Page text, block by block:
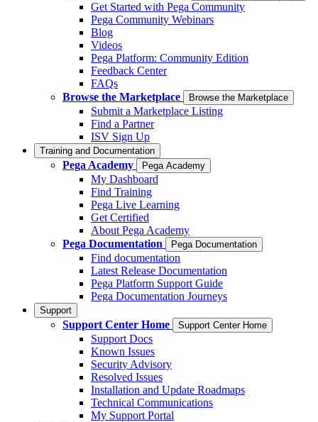
Get Started with Pega Community
Pega Community Webinars
Blog
Videos
Pega Platform: Community Edition
Feedback Center
FAQs
Browse the Marketplace
Browse the Marketplace
Submit a Marketplace Listing
Find a Partner
ISV Sign Up
Training and Documentation
Pega Academy Pega Academy
My Dashboard
Find Training
Pega Live Learning
Get Certified
About Pega Academy
Pega Documentation
Pega Documentation
Find documentation
Latest Release Documentation
Pega Platform Support Guide
Pega Documentation Journeys
Support
Support Center Home Support Center Home
Support Docs
Known Issues
Security Advisory
Resolved Issues
Installation and Update Roadmaps
Technical Communications
My Support Portal